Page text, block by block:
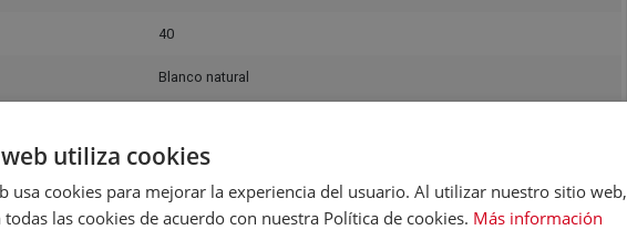
40
Blanco natural
Luz difusa general
4000K
utiliza cookies
usa cookies para mejorar la experiencia del usuario. Al utilizar nuestro sitio web,
todas las cookies de acuerdo con nuestra Política de cookies. Más información